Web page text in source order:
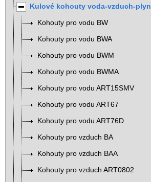
Kulové kohouty voda-vzduch-plyn
Kohouty pro vodu BW
Kohouty pro vodu BWA
Kohouty pro vodu BWM
Kohouty pro vodu BWMA
Kohouty pro vodu ART15SMV
Kohouty pro vodu ART67
Kohouty pro vodu ART76D
Kohouty pro vzduch BA
Kohouty pro vzduch BAA
Kohouty pro vzduch ART0802